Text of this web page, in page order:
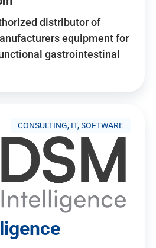
distributor of
equipment for
gastrointestinal
CONSULTING, IT, SOFTWARE